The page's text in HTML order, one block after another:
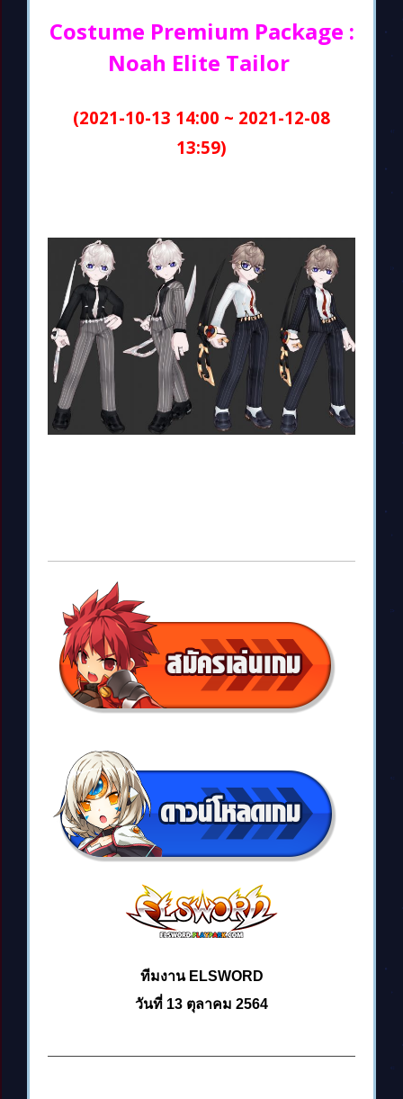
Costume Premium Package :
Noah Elite Tailor
(2021-10-13 14:00 ~ 2021-12-08
13:59)
ทีมงาน ELSWORD
วันที่ 13 ตุลาคม 2564